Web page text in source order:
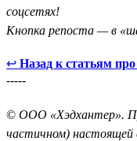
соцсетях!
Кнопка репоста — в
↩ Назад к статьям про
-----
© ООО «Хэдхантер».
частичном) настоящей